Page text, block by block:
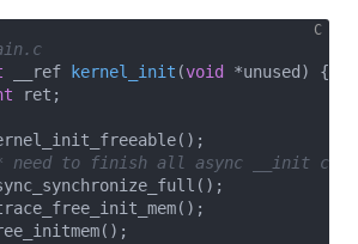
__ref kernel_init (void *unused)
{
ret;
need to finish all async __init code